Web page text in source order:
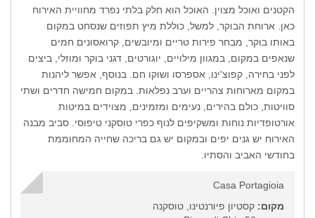
הקטנים ואוכל מצוין. האוכל הוא חלק בלתי נפרד מחוויית האירוח
כאן. ארוחת הבוקר, למשל, כוללת מיץ תפוזים שנסחט במקום
באותו בוקר, מבחר פירות טריים ומיובשים, קרואסונים חמים
שנאפים במקום, במגוון מילויים, יוגורטים, דגני בוקר ומוזלי, ביצים
לפני בחירה, קפוצ'ינו, אספרסו ושוקו חם. בנוסף, אפשר ליהנות
במקום מארוחות צהריים וערב נפלאות. במקום חמישה חדרים ושתי
סוויטות, כולם בהירים, נעימים ומזמינים, מצוידים במיטות
אורטופדיות נוחות ומשקיפים לנוף כפרי טוסקני טיפוסי. סביב מבנה
האירוח יש גנים יפים ובמקום יש גם בריכה שחייה המחוממת
בחודשי האביב והסתיו.
Casa Portagioia
מקום: קסטיון פיורנטינו, טוסקנה